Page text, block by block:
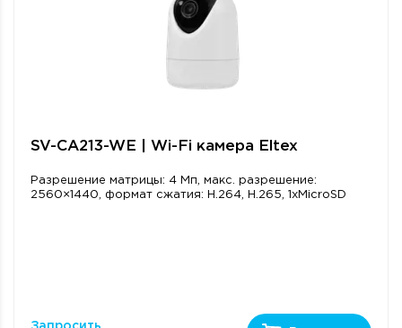
SV-CA213-WE | Wi-Fi камера Eltex
Разрешение матрицы: 4 Мп, макс. разрешение:
2560×1440, формат сжатия: H.264, H.265, 1xMicroSD